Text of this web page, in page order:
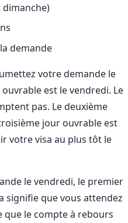
dimanche)
demande
votre demande le
est le vendredi. Le
pas. Le deuxième
jour ouvrable est
votre visa au plus tôt le
le vendredi, le premier
signifie que vous attendez
que le compte à rebours